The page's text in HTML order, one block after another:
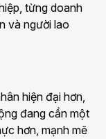
từng doanh
và người lao
hiện đại hơn,
đang cần một
hơn, mạnh mẽ